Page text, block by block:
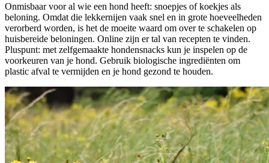
Onmisbaar voor al wie een hond heeft: snoepjes of koekjes als
beloning. Omdat die lekkernijen vaak snel en in grote hoeveelheden
verorberd worden, is het de moeite waard om over te schakelen op
huisbereide beloningen. Online zijn er tal van recepten te vinden.
Pluspunt: met zelfgemaakte hondensnacks kun je inspelen op de
voorkeuren van je hond. Gebruik biologische ingrediënten om
plastic afval te vermijden en je hond gezond te houden.